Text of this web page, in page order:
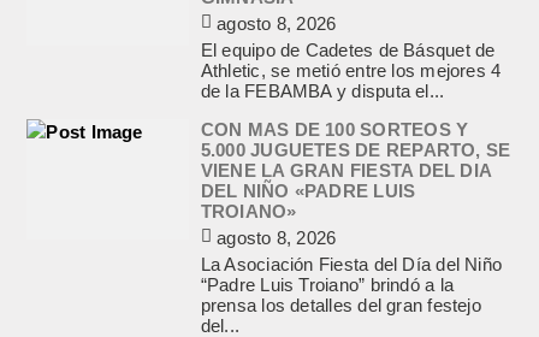
agosto 8, 2026
El equipo de Cadetes de Básquet de
Athletic, se metió entre los mejores 4
de la FEBAMBA y disputa el...
CON MAS DE 100 SORTEOS Y
5.000 JUGUETES DE REPARTO, SE
VIENE LA GRAN FIESTA DEL DIA
DEL NIÑO «PADRE LUIS
TROIANO»
agosto 8, 2026
La Asociación Fiesta del Día del Niño
“Padre Luis Troiano” brindó a la
prensa los detalles del gran festejo
del...